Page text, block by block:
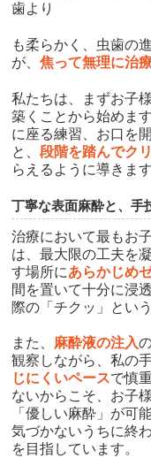
歯より
も柔らかく、虫歯の
が、焦って無理に治
私たちは、まずお子
築くことから始めま
に座る練習、お口を
と、段階を踏んでク
らえるように導きます
丁寧な表面麻酔と、手
治療において最もお
は、最大限の工夫を
す場所にあらかじめ
間を置いて十分に浸
際の「チクッ」とい
また、 麻酔液の注入
観察しながら、私の
じにくいペースで慎
ないからこそ、お子
「優しい麻酔」が可
気づかないうちに終
を目指しています。